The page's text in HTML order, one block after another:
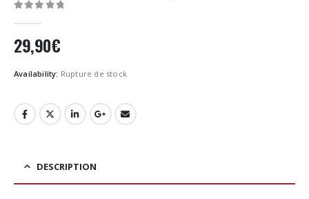
29,90€
Availability: Rupture de stock
DESCRIPTION